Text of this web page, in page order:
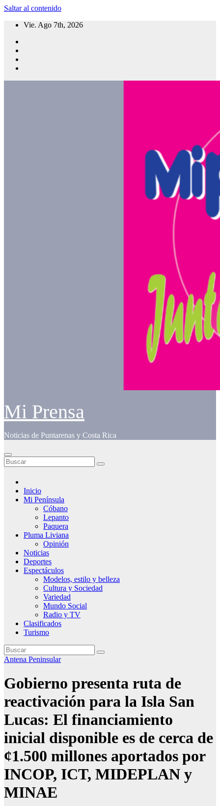
Saltar al contenido
Vie. Ago 7th, 2026
Mi Prensa
Noticias de Puntarenas y Costa Rica
Inicio
Mi Península
Cóbano
Lepanto
Paquera
Pluma Liviana
Opinión
Noticias
Deportes
Espectáculos
Modelos, estilo y belleza
Cultura y Sociedad
Variedad
Mundo Social
Radio y TV
Clasificados
Turismo
Antena Peninsular
Gobierno presenta ruta de
reactivación para la Isla San
Lucas: El financiamiento
inicial disponible es de cerca de
¢1.500 millones aportados por
INCOP, ICT, MIDEPLAN y
MINAE